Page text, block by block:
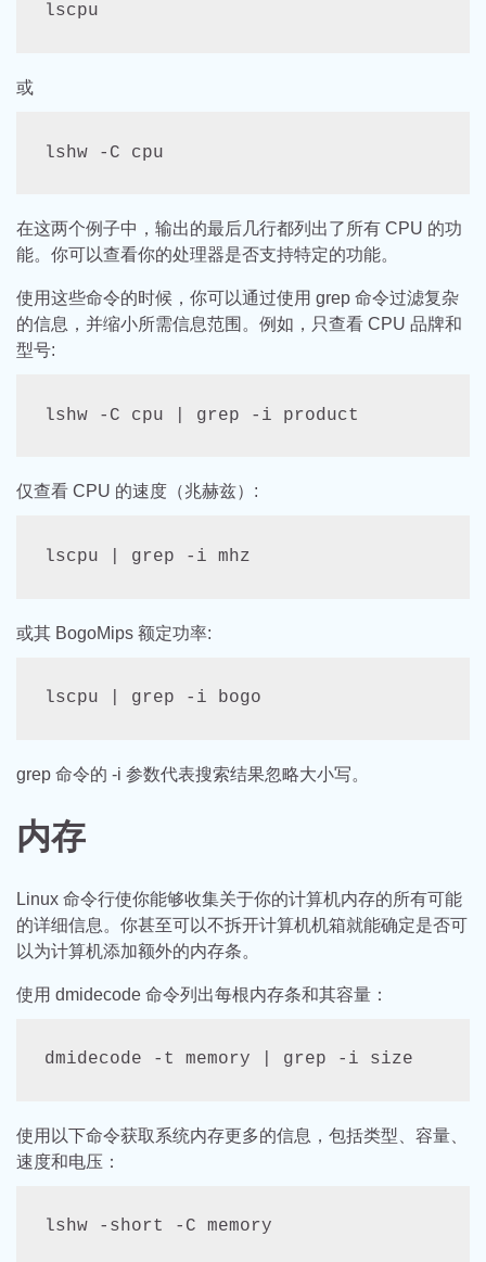
lscpu
或
lshw -C cpu
在这两个例子中，输出的最后几行都列出了所有 CPU 的功
能。你可以查看你的处理器是否支持特定的功能。
使用这些命令的时候，你可以通过使用 grep 命令过滤复杂
的信息，并缩小所需信息范围。例如，只查看 CPU 品牌和
型号:
lshw -C cpu | grep -i product
仅查看 CPU 的速度（兆赫兹）:
lscpu | grep -i mhz
或其 BogoMips 额定功率:
lscpu | grep -i bogo
grep 命令的 -i 参数代表搜索结果忽略大小写。
内存
Linux 命令行使你能够收集关于你的计算机内存的所有可能
的详细信息。你甚至可以不拆开计算机机箱就能确定是否可
以为计算机添加额外的内存条。
使用 dmidecode 命令列出每根内存条和其容量：
dmidecode -t memory | grep -i size
使用以下命令获取系统内存更多的信息，包括类型、容量、
速度和电压：
lshw -short -C memory